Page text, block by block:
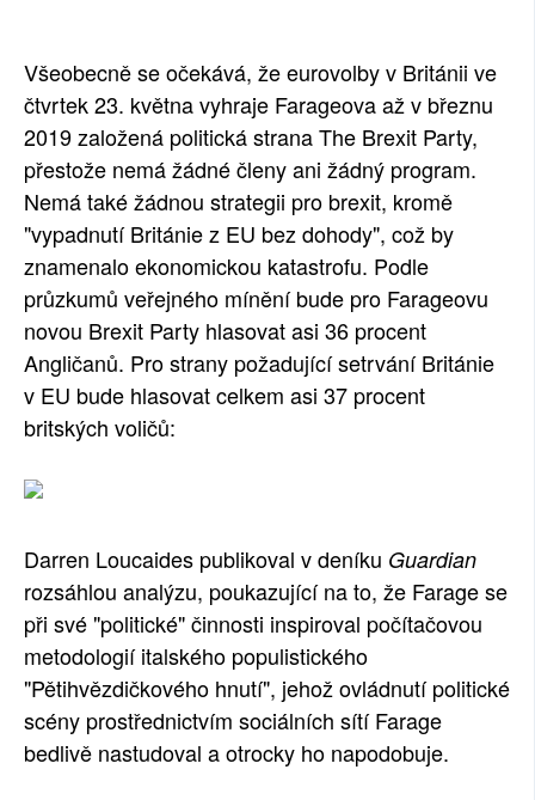
RUBRIKY
PLNÁ VERZE STRÁNEK
Všeobecně se očekává, že eurovolby v Británii ve
čtvrtek 23. května vyhraje Farageova až v březnu
2019 založená politická strana The Brexit Party,
přestože nemá žádné členy ani žádný program.
Nemá také žádnou strategii pro brexit, kromě
"vypadnutí Británie z EU bez dohody", což by
znamenalo ekonomickou katastrofu. Podle
průzkumů veřejného mínění bude pro Farageovu
novou Brexit Party hlasovat asi 36 procent
Angličanů. Pro strany požadující setrvání Británie
v EU bude hlasovat celkem asi 37 procent
britských voličů:
Darren Loucaides publikoval v deníku Guardian
rozsáhlou analýzu, poukazující na to, že Farage se
při své "politické" činnosti inspiroval počítačovou
metodologií italského populistického
"Pětihvězdičkového hnutí", jehož ovládnutí politické
scény prostřednictvím sociálních sítí Farage
bedlivě nastudoval a otrocky ho napodobuje.